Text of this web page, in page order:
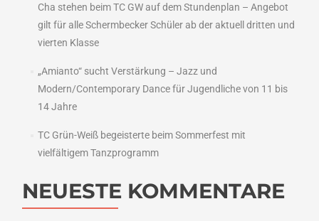
Cha stehen beim TC GW auf dem Stundenplan – Angebot
gilt für alle Schermbecker Schüler ab der aktuell dritten und
vierten Klasse
„Amianto“ sucht Verstärkung – Jazz und
Modern/Contemporary Dance für Jugendliche von 11 bis
14 Jahre
TC Grün-Weiß begeisterte beim Sommerfest mit
vielfältigem Tanzprogramm
NEUESTE KOMMENTARE